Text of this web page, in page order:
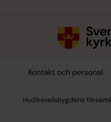
Kontakt och personal
Hudiksvallsbygdens